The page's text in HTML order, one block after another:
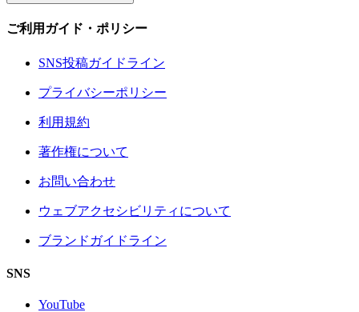
ご利用ガイド・ポリシー
SNS投稿ガイドライン
プライバシーポリシー
利用規約
著作権について
お問い合わせ
ウェブアクセシビリティについて
ブランドガイドライン
SNS
YouTube